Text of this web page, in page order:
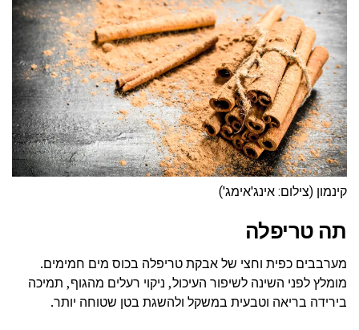
קינמון (צילום: אינג'אימג')
תה טריפלה
מערבבים כפית וחצי של אבקת טריפלה בכוס מים חמימים.
מומלץ לפני השינה לשיפור העיכול, ניקוי רעלים מהגוף, תמיכה
בירידה בריאה וטבעית במשקל ולהשגת בטן שטוחה יותר.